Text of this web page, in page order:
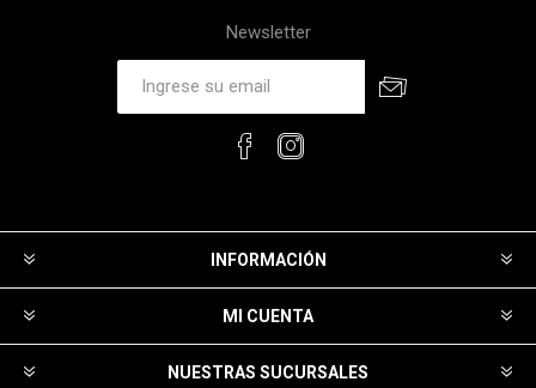
Newsletter
INFORMACIÓN
MI CUENTA
NUESTRAS SUCURSALES